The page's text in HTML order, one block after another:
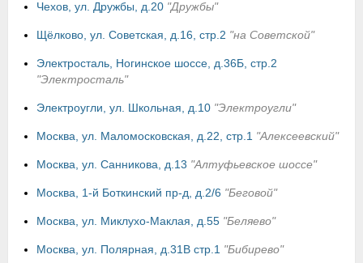
Чехов, ул. Дружбы, д.20 "Дружбы"
Щёлково, ул. Советская, д.16, стр.2 "на Советской"
Электросталь, Ногинское шоссе, д.36Б, стр.2
"Электросталь"
Электроугли, ул. Школьная, д.10 "Электроугли"
Москва, ул. Маломосковская, д.22, стр.1 "Алексеевский"
Москва, ул. Санникова, д.13 "Алтуфьевское шоссе"
Москва, 1-й Боткинский пр-д, д.2/6 "Беговой"
Москва, ул. Миклухо-Маклая, д.55 "Беляево"
Москва, ул. Полярная, д.31В стр.1 "Бибирево"